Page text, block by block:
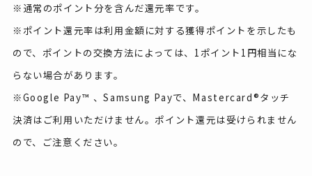
※通常のポイント分を含んだ還元率です。
※ポイント還元率は利用金額に対する獲得ポイントを示したも
ので、ポイントの交換方法によっては、1ポイント1円相当にな
らない場合があります。
※Google Pay™ 、Samsung Payで、Mastercard®タッチ
決済はご利用いただけません。ポイント還元は受けられません
ので、ご注意ください。